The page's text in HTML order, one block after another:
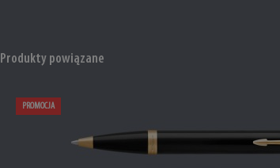
Produkty powiązane
PROMOCJA